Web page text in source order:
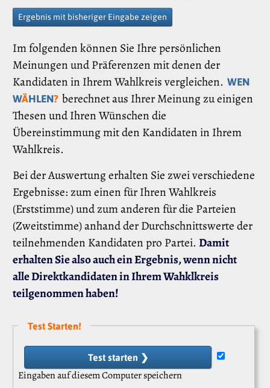
Ergebnis mit bisheriger Eingabe zeigen
Im folgenden können Sie Ihre persönlichen
Meinungen und Präferenzen mit denen der
Kandidaten in Ihrem Wahlkreis vergleichen. WEN
WÄHLEN? berechnet aus Ihrer Meinung zu einigen
Thesen und Ihren Wünschen die
Übereinstimmung mit den Kandidaten in Ihrem
Wahlkreis.
Bei der Auswertung erhalten Sie zwei verschiedene
Ergebnisse: zum einen für Ihren Wahlkreis
(Erststimme) und zum anderen für die Parteien
(Zweitstimme) anhand der Durchschnittswerte der
teilnehmenden Kandidaten pro Partei. Damit
erhalten Sie also auch ein Ergebnis, wenn nicht
alle Direktkandidaten in Ihrem Wahklkreis
teilgenommen haben!
Test Starten!
Test starten ❯
Eingaben auf diesem Computer speichern